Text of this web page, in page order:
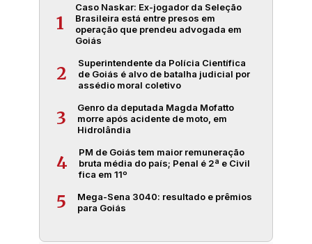
1
Caso Naskar: Ex-jogador da Seleção
Brasileira está entre presos em
operação que prendeu advogada em
Goiás
2
Superintendente da Polícia Científica
de Goiás é alvo de batalha judicial por
assédio moral coletivo
3
Genro da deputada Magda Mofatto
morre após acidente de moto, em
Hidrolândia
4
PM de Goiás tem maior remuneração
bruta média do país; Penal é 2ª e Civil
fica em 11º
5
Mega-Sena 3040: resultado e prêmios
para Goiás